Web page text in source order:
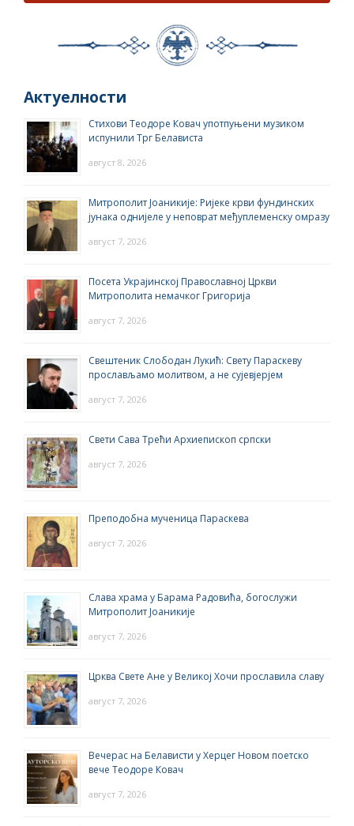
Актуелности
Стихови Теодоре Ковач употпуњени музиком
испунили Трг Белависта
август 8, 2026
Митрополит Јоаникије: Ријеке крви фундинских
јунака однијеле у неповрат међуплеменску омразу
август 7, 2026
Посета Украјинској Православној Цркви
Митрополита немачког Григорија
август 7, 2026
Свештеник Слободан Лукић: Свету Параскеву
прослављамо молитвом, а не сујевјерјем
август 7, 2026
Свети Сава Трећи Архиепископ српски
август 7, 2026
Преподобна мученица Параскева
август 7, 2026
Слава храма у Барама Радовића, богослужи
Митрополит Јоаникије
август 7, 2026
Црква Свете Ане у Великој Хочи прославила славу
август 7, 2026
Вечерас на Белависти у Херцег Новом поетско
вече Теодоре Ковач
август 7, 2026